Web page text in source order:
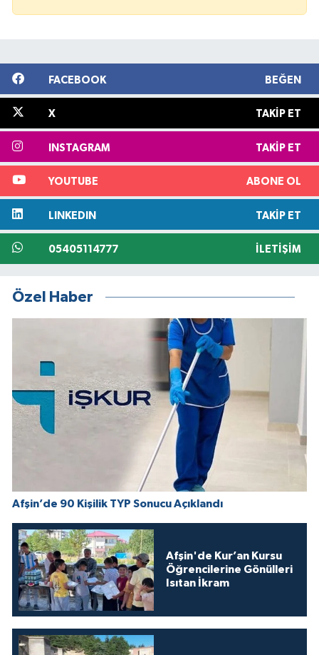
FACEBOOK BEĞEN
X TAKIP ET
INSTAGRAM TAKIP ET
YOUTUBE ABONE OL
LINKEDIN TAKIP ET
05405114777 İLETIŞIM
Özel Haber
Afşin’de 90 Kişilik TYP Sonucu Açıklandı
Afşin'de Kur’an Kursu
Öğrencilerine Gönülleri
Isıtan İkram